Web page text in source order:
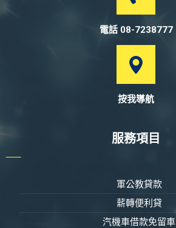
電話 08-7238777
按我導航
服務項目
軍公教貸款
薪轉便利貸
汽機車借款免留車